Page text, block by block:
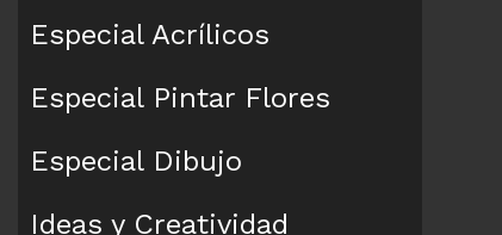
Especial Acrílicos
Especial Pintar Flores
Especial Dibujo
Ideas y Creatividad